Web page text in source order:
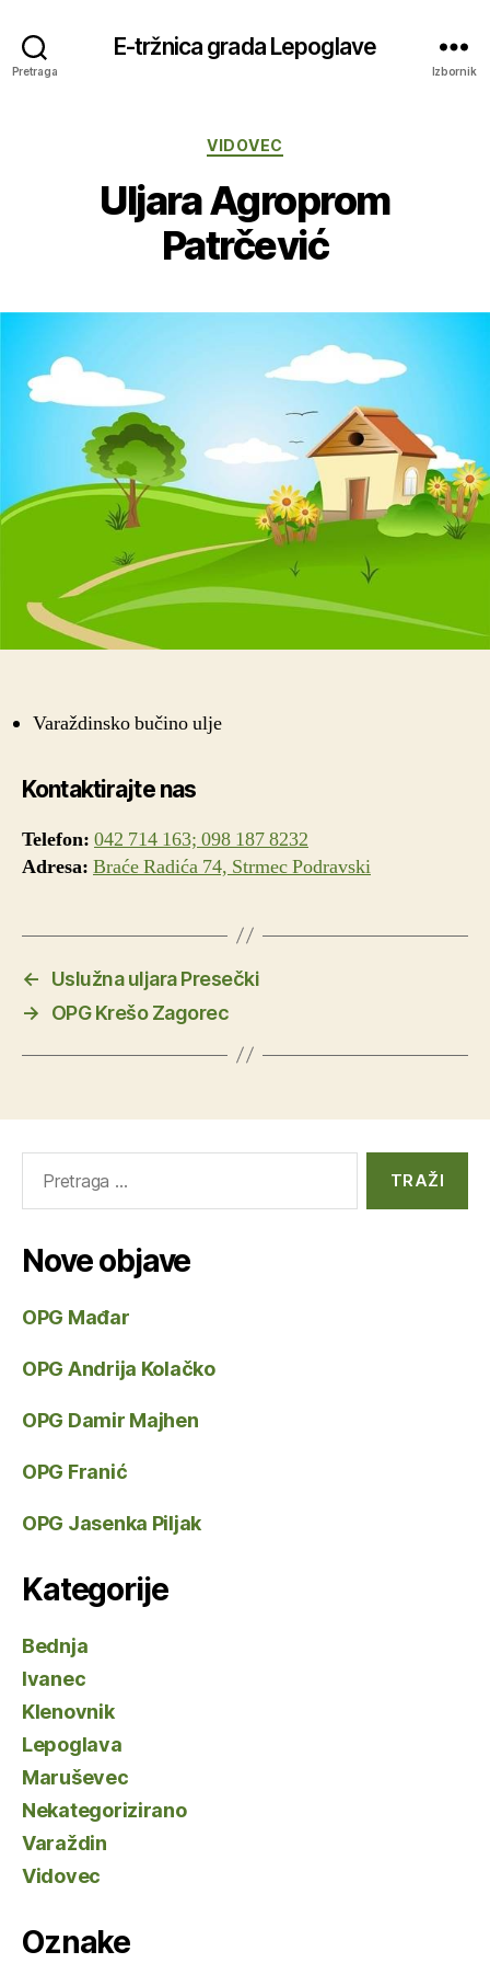
Pretraga
E-tržnica grada Lepoglave
Izbornik
Kategorije
VIDOVEC
Uljara Agroprom
Patrčević
Varaždinsko bučino ulje
Kontaktirajte nas
Telefon: 042 714 163; 098 187 8232
Adresa: Braće Radića 74, Strmec Podravski
←
Uslužna uljara Presečki
→
OPG Krešo Zagorec
Nove objave
OPG Mađar
OPG Andrija Kolačko
OPG Damir Majhen
OPG Franić
OPG Jasenka Piljak
Kategorije
Bednja
Ivanec
Klenovnik
Lepoglava
Maruševec
Nekategorizirano
Varaždin
Vidovec
Oznake